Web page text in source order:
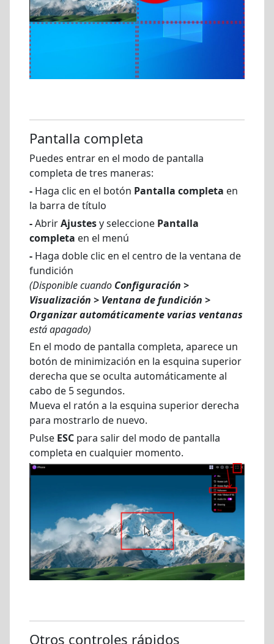
Pantalla completa
Puedes entrar en el modo de pantalla
completa de tres maneras:
- Haga clic en el botón Pantalla completa en
la barra de título
-AbrirAjustesy seleccione Pantalla
completa en el menú
- Haga doble clic en el centro de la ventana de
fundición
(Disponible cuando Configuración >
Visualización > Ventana de fundición >
Organizar automáticamente varias ventanas
está apagado)
En el modo de pantalla completa, aparece un
botón de minimización en la esquina superior
derecha que se oculta automáticamente al
cabo de 5 segundos.
Mueva el ratón a la esquina superior derecha
para mostrarlo de nuevo.
Pulse ESC para salir del modo de pantalla
completa en cualquier momento.
Otros controles rápidos